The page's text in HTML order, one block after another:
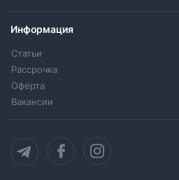
Информация
Статьи
Рассрочка
Оферта
Вакансии